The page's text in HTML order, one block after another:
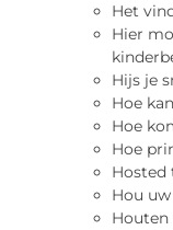
Het
Hier
Hijs je
Hoe
Hoe
Hoe
Hosted
Hou
Houten